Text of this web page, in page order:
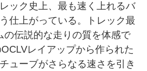
ック史上、最も速く上れるバ
仕上がっている。トレック最
の伝説的な走りの質を体感で
レイアップから作られた
ューブがさらなる速さを引き